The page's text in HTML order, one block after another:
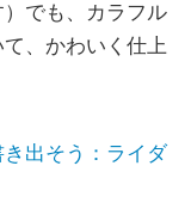
でも、カラフル
、かわいく仕上
出そう：ライダ